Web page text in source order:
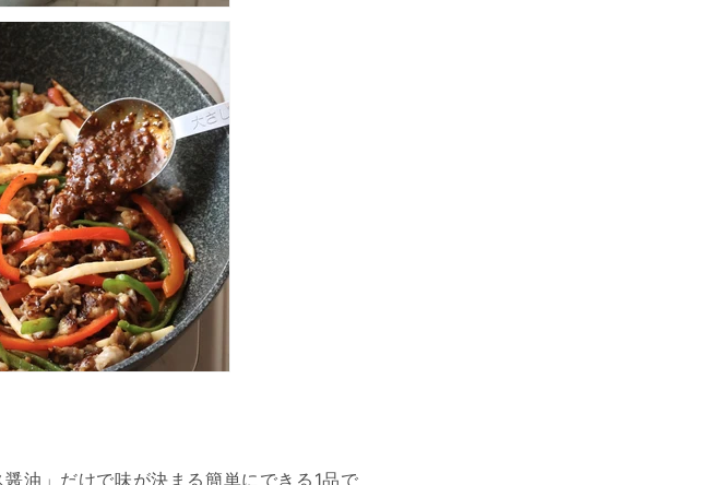
油」だけで味が決まる簡単にできる1品で